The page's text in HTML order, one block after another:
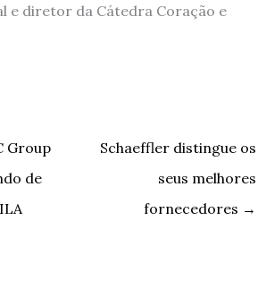
e diretor da Cátedra Coração e
Group
de
Schaeffler distingue os
seus melhores
fornecedores →